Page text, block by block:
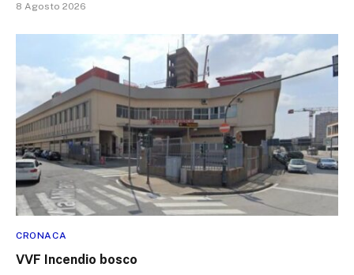
8 Agosto 2026
CRONACA
VVF Incendio bosco